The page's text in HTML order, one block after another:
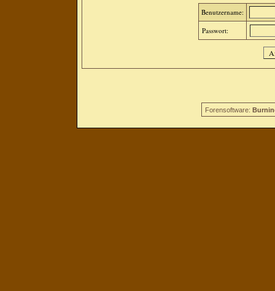
Benutzername:
Passwort:
Forensoftware: